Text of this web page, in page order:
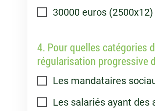
30000 euros (2500x12)
4. Pour quelles catégories
régularisation progressive
Les mandataires
Les salariés ayant